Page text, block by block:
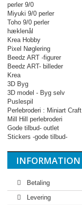
perler 9/0
Miyuki 9/0 perler
Toho 9/0 perler
hæklenål
Krea Hobby
Pixel Nøglering
Beedz ART -figurer
Beedz ART- billeder
Krea
3D Byg
3D model - Byg selv
Puslespil
Perlebroderi : Miniart Craft
Mill Hill perlebroderi
Gode tilbud- outlet
Stickers -gode tilbud-
INFORMATION
Betaling
Levering